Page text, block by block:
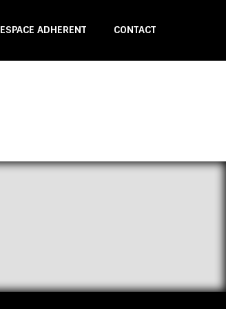
ESPACE ADHERENT CONTACT